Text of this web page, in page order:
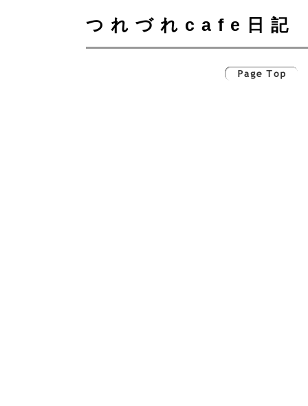
つれづれcafe日記